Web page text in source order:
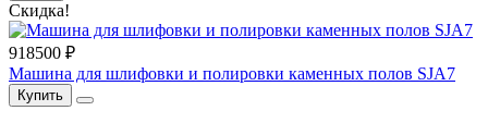
Скидка!
918500 ₽
Машина для шлифовки и полировки каменных полов SJA7
Купить